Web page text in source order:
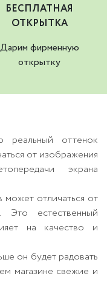
БЕСПЛАТНАЯ
ОТКРЫТКА
Дарим фирменную
открытку
оттенок
от изображения
экрана
может отличаться от
Это естественный
на качество и
он будет радовать
магазине свежие и